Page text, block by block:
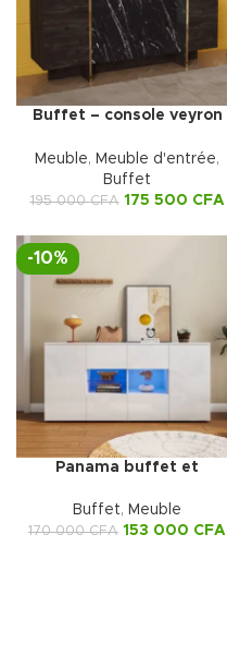
Buffet – console veyron
Meuble, Meuble d'entrée,
Buffet
195 000CFA 175 500 CFA
-10%
Panama buffet et
Buffet, Meuble
170 000CFA 153 000 CFA